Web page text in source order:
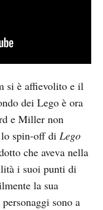
si è affievolito e il
dei Lego è ora
e Miller non
lo spin-off di Lego
che aveva nella
i suoi punti di
la sua
sono a